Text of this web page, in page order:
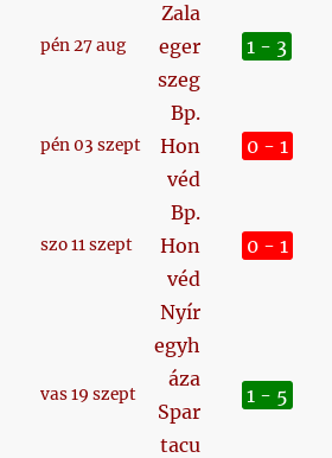
pén 27 aug
Zala
eger
szeg
1 - 3
pén 03 szept
Bp.
Hon
véd
0 - 1
szo 11 szept
Bp.
Hon
véd
0 - 1
vas 19 szept
Nyír
egyh
áza
Spar
tacu
1 - 5